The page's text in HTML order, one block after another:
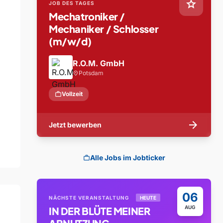
star
JOB DES TAGES
Mechatroniker /
Mechaniker / Schlosser
(m/w/d)
R.O.M. GmbH
location_on Potsdam
workVollzeit
Jetzt bewerben arrow_forward
workAlle Jobs im Jobticker
06
AUG
NÄCHSTE VERANSTALTUNG HEUTE
IN DER BLÜTE MEINER